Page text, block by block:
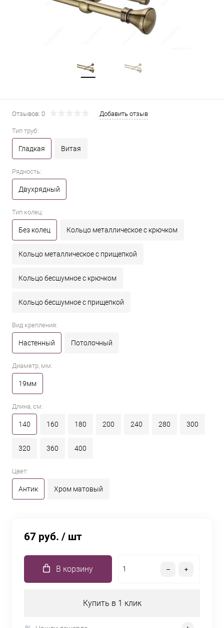
Отзывов: 0 Добавить отзыв
Тип труб:
Гладкая Витая
Рядность:
Двухрядный
Тип колец:
Без колец Кольцо металлическое с крючком
Кольцо металлическое с прищепкой
Кольцо бесшумное с крючком
Кольцо бесшумное с прищепкой
Вид крепления:
Настенный Потолочный
Диаметр, мм:
19мм
Длина, см:
140 160 180 200 240 280 300
320 360 400
Цвет:
Антик Хром матовый
67 руб. / шт
В корзину
Купить в 1 клик